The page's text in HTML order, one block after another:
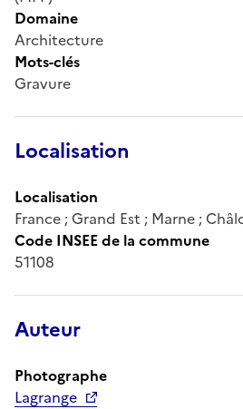
Domaine
Architecture
Mots-clés
Gravure
Localisation
Localisation
France ; Grand Est ; Marne ;
Code INSEE de la commune
51108
Auteur
Photographe
Lagrange